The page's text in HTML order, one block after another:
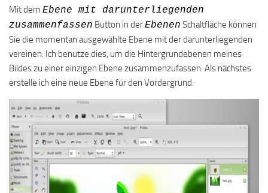
Mit dem Ebene mit darunterliegenden
zusammenfassen Button in derEbenen Schaltfläche können
Sie die momentan ausgewählte Ebene mit der darunterliegenden
vereinen. Ich benutze dies, um die Hintergrundebenen meines
Bildes zu einer einzigen Ebene zusammenzufassen. Als nächstes
erstelle ich eine neue Ebene für den Vordergrund.